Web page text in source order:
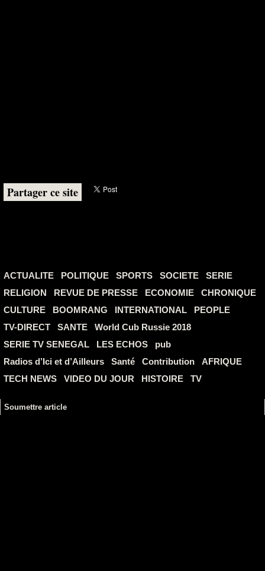
Partager ce site
ACTUALITE POLITIQUE SPORTS SOCIETE
SERIE
RELIGION
REVUE DE PRESSE ECONOMIE
CHRONIQUE
CULTURE
BOOMRANG INTERNATIONAL
PEOPLE
TV-DIRECT
SANTE
World Cub Russie 2018
SERIE TV SENEGAL
LES ECHOS
pub
Radios d’Ici et d’Ailleurs
Santé Contribution
AFRIQUE
TECH NEWS
VIDEO DU JOUR HISTOIRE TV
Soumettre article